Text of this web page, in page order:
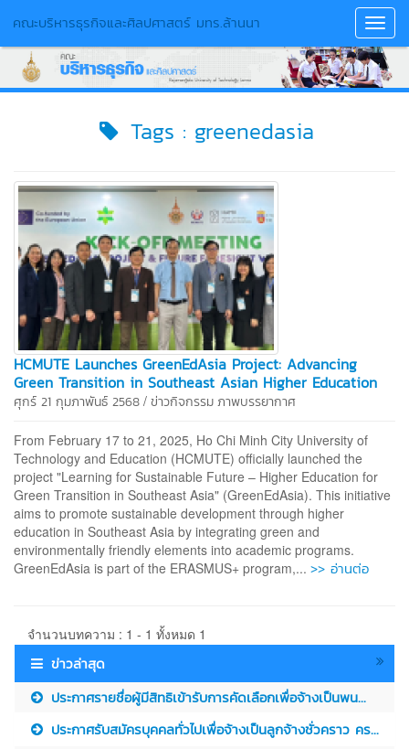
คณะบริหารธุรกิจและศิลปศาสตร์ มทร.ล้านนา
Tags : greenedasia
HCMUTE Launches GreenEdAsia Project: Advancing
Green Transition in Southeast Asian Higher Education
ศุกร์ 21 กุมภาพันธ์ 2568 / ข่าวกิจกรรมภาพบรรยากาศ
From February 17 to 21, 2025, Ho Chi Minh City University of
Technology and Education (HCMUTE) officially launched the
project "Learning for Sustainable Future – Higher Education for
Green Transition in Southeast Asia" (GreenEdAsia). This initiative
aims to promote sustainable development through higher
education in Southeast Asia by integrating green and
environmentally friendly elements into academic programs.
GreenEdAsia is part of the ERASMUS+ program,... >> อ่านต่อ
จำนวนบทความ : 1 - 1 ทั้งหมด 1
ข่าวล่าสุด
ประกาศรายชื่อผู้มีสิทธิเข้ารับการคัดเลือกเพื่อจ้างเป็นพน...
ประกาศรับสมัครบุคคลทั่วไปเพื่อจ้างเป็นลูกจ้างชั่วคราว คร...